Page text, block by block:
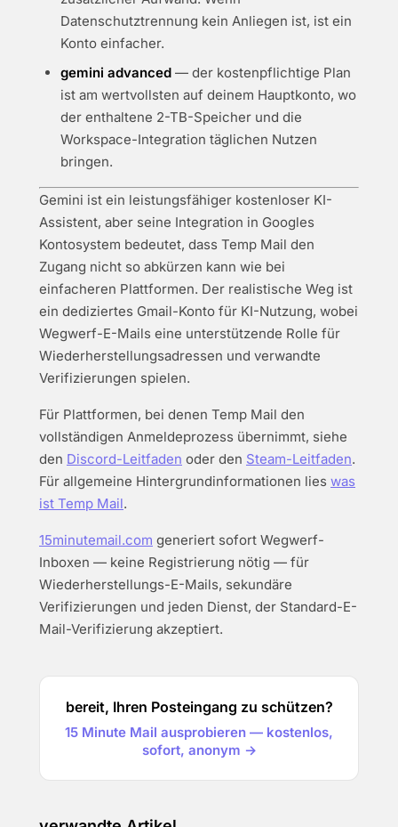
Datenschutztrennung kein Anliegen ist, ist ein
Konto einfacher.
gemini advanced — der kostenpflichtige Plan
ist am wertvollsten auf deinem Hauptkonto, wo
der enthaltene 2-TB-Speicher und die
Workspace-Integration täglichen Nutzen
bringen.
Gemini ist ein leistungsfähiger kostenloser KI-
Assistent, aber seine Integration in Googles
Kontosystem bedeutet, dass Temp Mail den
Zugang nicht so abkürzen kann wie bei
einfacheren Plattformen. Der realistische Weg ist
ein dediziertes Gmail-Konto für KI-Nutzung, wobei
Wegwerf-E-Mails eine unterstützende Rolle für
Wiederherstellungsadressen und verwandte
Verifizierungen spielen.
Für Plattformen, bei denen Temp Mail den
vollständigen Anmeldeprozess übernimmt, siehe
den Discord-Leitfaden oder den Steam-Leitfaden.
Für allgemeine Hintergrundinformationen lies was
ist Temp Mail.
15minutemail.com generiert sofort Wegwerf-
Inboxen — keine Registrierung nötig — für
Wiederherstellungs-E-Mails, sekundäre
Verifizierungen und jeden Dienst, der Standard-E-
Mail-Verifizierung akzeptiert.
bereit, Ihren Posteingang zu schützen?
15 Minute Mail ausprobieren — kostenlos,
sofort, anonym →